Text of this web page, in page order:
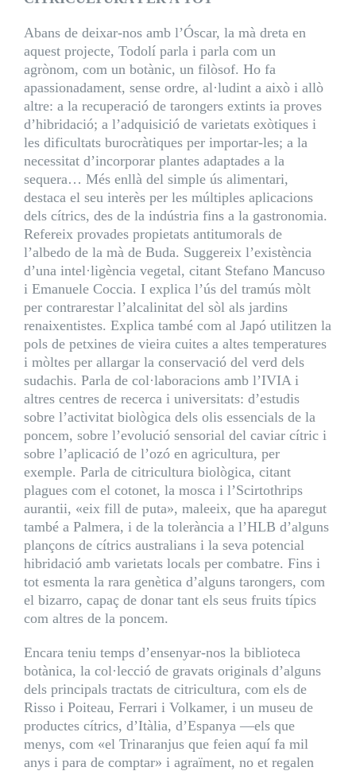
Abans de deixar-nos amb l’Óscar, la mà dreta en
aquest projecte, Todolí parla i parla com un
agrònom, com un botànic, un filòsof. Ho fa
apassionadament, sense ordre, al·ludint a això i allò
altre: a la recuperació de tarongers extints ia proves
d’hibridació; a l’adquisició de varietats exòtiques i
les dificultats burocràtiques per importar-les; a la
necessitat d’incorporar plantes adaptades a la
sequera… Més enllà del simple ús alimentari,
destaca el seu interès per les múltiples aplicacions
dels cítrics, des de la indústria fins a la gastronomia.
Refereix provades propietats antitumorals de
l’albedo de la mà de Buda. Suggereix l’existència
d’una intel·ligència vegetal, citant Stefano Mancuso
i Emanuele Coccia. I explica l’ús del tramús mòlt
per contrarestar l’alcalinitat del sòl als jardins
renaixentistes. Explica també com al Japó utilitzen la
pols de petxines de vieira cuites a altes temperatures
i mòltes per allargar la conservació del verd dels
sudachis. Parla de col·laboracions amb l’IVIA i
altres centres de recerca i universitats: d’estudis
sobre l’activitat biològica dels olis essencials de la
poncem, sobre l’evolució sensorial del caviar cítric i
sobre l’aplicació de l’ozó en agricultura, per
exemple. Parla de citricultura biològica, citant
plagues com el cotonet, la mosca i l’Scirtothrips
aurantii, «eix fill de puta», maleeix, que ha aparegut
també a Palmera, i de la tolerància a l’HLB d’alguns
plançons de cítrics australians i la seva potencial
hibridació amb varietats locals per combatre. Fins i
tot esmenta la rara genètica d’alguns tarongers, com
el bizarro, capaç de donar tant els seus fruits típics
com altres de la poncem.
Encara teniu temps d’ensenyar-nos la biblioteca
botànica, la col·lecció de gravats originals d’alguns
dels principals tractats de citricultura, com els de
Risso i Poiteau, Ferrari i Volkamer, i un museu de
productes cítrics, d’Itàlia, d’Espanya —els que
menys, com «el Trinaranjus que feien aquí fa mil
anys i para de comptar» i agraïment, no et regalen